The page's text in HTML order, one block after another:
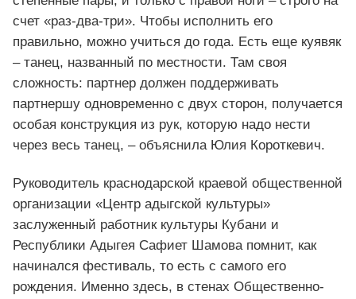
счет «раз-два-три». Чтобы исполнить его
правильно, можно учиться до года. Есть еще куявяк
– танец, названный по местности. Там своя
сложность: партнер должен поддерживать
партнершу одновременно с двух сторон, получается
особая конструкция из рук, которую надо нести
через весь танец, – объяснила Юлия Короткевич.
Руководитель краснодарской краевой общественной
организации «Центр адыгской культуры»
заслуженный работник культуры Кубани и
Республики Адыгея Сафиет Шамова помнит, как
начинался фестиваль, то есть с самого его
рождения. Именно здесь, в стенах Общественно-